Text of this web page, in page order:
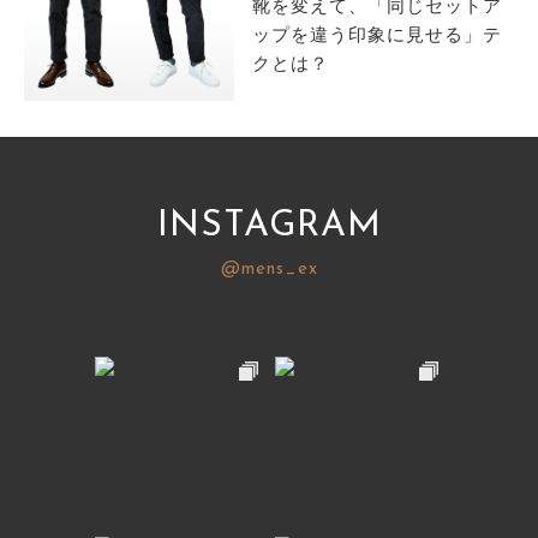
靴を変えて、「同じセットア
ップを違う印象に見せる」テ
クとは？
INSTAGRAM
@mens_ex